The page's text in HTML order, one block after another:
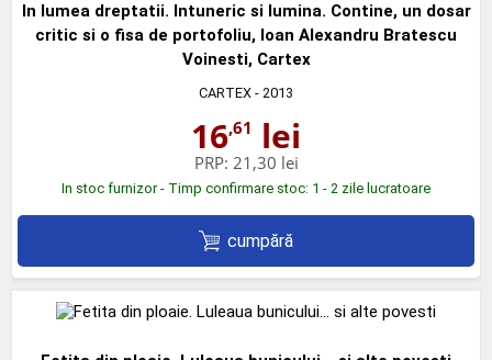
In lumea dreptatii. Intuneric si lumina. Contine, un dosar
critic si o fisa de portofoliu, Ioan Alexandru Bratescu
Voinesti, Cartex
CARTEX - 2013
16,61 lei
PRP: 21,30 lei
In stoc furnizor - Timp confirmare stoc: 1 - 2 zile lucratoare
cumpără